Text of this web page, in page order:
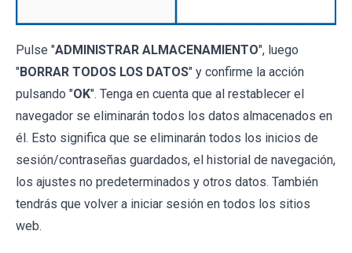
Pulse "ADMINISTRAR ALMACENAMIENTO", luego
"BORRAR TODOS LOS DATOS" y confirme la acción
pulsando "OK". Tenga en cuenta que al restablecer el
navegador se eliminarán todos los datos almacenados en
él. Esto significa que se eliminarán todos los inicios de
sesión/contraseñas guardados, el historial de navegación,
los ajustes no predeterminados y otros datos. También
tendrás que volver a iniciar sesión en todos los sitios
web.